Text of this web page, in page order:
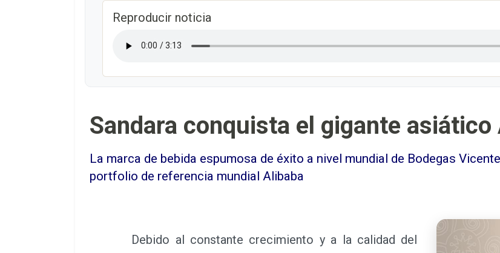
Reproducir noticia
Sandara conquista el gigante asiático
La marca de bebida espumosa de éxito a nivel mundial de Bodegas
portfolio de referencia mundial Alibaba
Debido al constante crecimiento y a la calidad del